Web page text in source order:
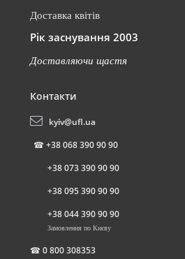
Доставка квітів
Рік заснування 2003
Доставляючи щастя
Контакти
kyiv@ufl.ua
☎ +38 068 390 90 90
+38 073 390 90 90
+38 095 390 90 90
+38 044 390 90 90
Замовлення по Києву
☎ 0 800 308353